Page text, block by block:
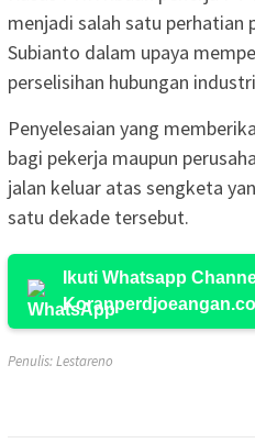
menjadi salah satu perhatian
Subianto dalam upaya
perselisihan hubungan
Penyelesaian yang
bagi pekerja maupun
jalan keluar atas sengketa
satu dekade tersebut.
Ikuti Whatsapp
Penulis: Lestareno